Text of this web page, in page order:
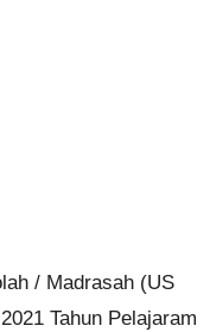
/ Madrasah (US
Tahun Pelajaram